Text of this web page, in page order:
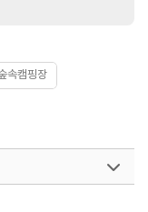
속캠핑장